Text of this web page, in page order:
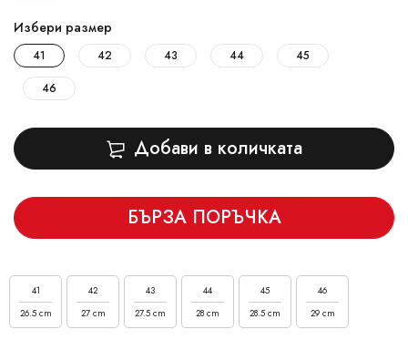
Избери размер
41 42 43 44
45
46
Добави в количката
БЪРЗА ПОРЪЧКА
41
26.5 cm
42
27 cm
43
27.5 cm
44
28 cm
45
28.5 cm
46
29 cm